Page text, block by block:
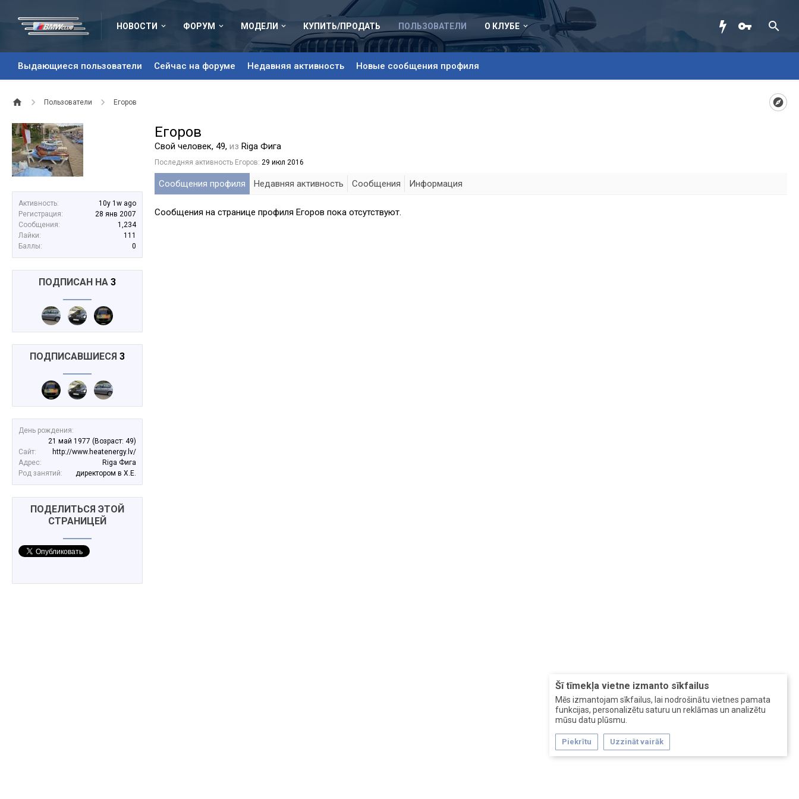
НОВОСТИ ФОРУМ МОДЕЛИ КУПИТЬ/ПРОДАТЬ ПОЛЬЗОВАТЕЛИ
Выдающиеся пользователи Сейчас на форуме Недавняя активность Новые сообщения профиля
О КЛУБЕ
Пользователи Егоров
Šī tīmekļa vietne izmanto sīkfailus
Mēs izmantojam sīkfailus, lai nodrošinātu vietnes pamata
funkcijas, personalizētu saturu un reklāmas un analizētu
mūsu datu plūsmu.
Piekrītu Uzzināt vairāk
Активность:
10y 1w ago
Регистрация:
28 янв 2007
Сообщения:
1,234
Лайки:
111
Баллы:
0
ПОДПИСАН НА 3
ПОДПИСАВШИЕСЯ 3
День рождения:
21 май 1977 (Возраст: 49)
Сайт:
http://www.heatenergy.lv/
Адрес:
Riga Фига
Род занятий:
директором в Х.Е.
ПОДЕЛИТЬСЯ ЭТОЙ
СТРАНИЦЕЙ
Егоров
Свой человек, 49, из Riga Фига
Последняя активность Егоров: 29 июл 2016
Сообщения профиля Недавняя активность Сообщения Информация
Сообщения на странице профиля Егоров пока отсутствуют.